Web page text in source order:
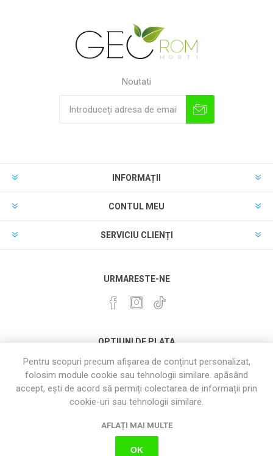
Noutati
INFORMAȚII
CONTUL MEU
SERVICIU CLIENȚI
URMARESTE-NE
OPTIUNI DE PLATA
Pentru scopuri precum afișarea de conținut personalizat,
folosim module cookie sau tehnologii similare. apăsând
accept, ești de acord să permiți colectarea de informații prin
cookie-uri sau tehnologii similare.
AFLAȚI MAI MULTE
OK